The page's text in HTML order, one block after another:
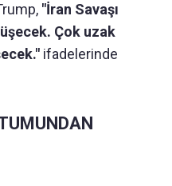
"İran Savaşı
Çok uzak
ifadelerinde